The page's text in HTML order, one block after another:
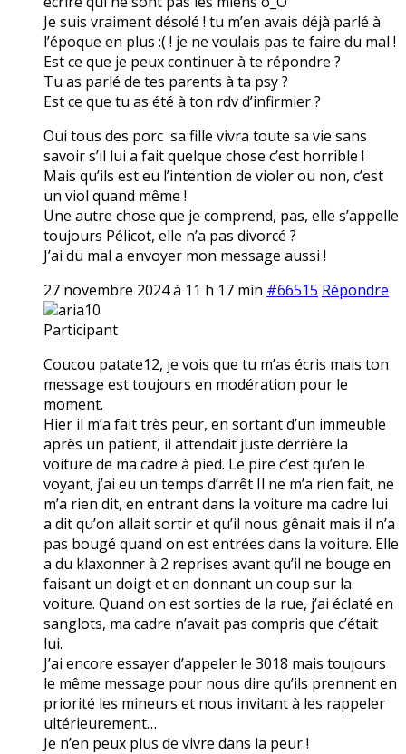
Je suis vraiment désolé ! tu m’en avais déjà parlé à
l’époque en plus :( ! je ne voulais pas te faire du mal !
Est ce que je peux continuer à te répondre ?
Tu as parlé de tes parents à ta psy ?
Est ce que tu as été à ton rdv d’infirmier ?
Oui tous des porc sa fille vivra toute sa vie sans
savoir s’il lui a fait quelque chose c’est horrible !
Mais qu’ils est eu l’intention de violer ou non, c’est
un viol quand même !
Une autre chose que je comprend, pas, elle s’appelle
toujours Pélicot, elle n’a pas divorcé ?
J’ai du mal a envoyer mon message aussi !
27 novembre 2024 à 11 h 17 min #66515 Répondre
aria10
Participant
Coucou patate12, je vois que tu m’as écris mais ton
message est toujours en modération pour le
moment.
Hier il m’a fait très peur, en sortant d’un immeuble
après un patient, il attendait juste derrière la
voiture de ma cadre à pied. Le pire c’est qu’en le
voyant, j’ai eu un temps d’arrêt Il ne m’a rien fait, ne
m’a rien dit, en entrant dans la voiture ma cadre lui
a dit qu’on allait sortir et qu’il nous gênait mais il n’a
pas bougé quand on est entrées dans la voiture. Elle
a du klaxonner à 2 reprises avant qu’il ne bouge en
faisant un doigt et en donnant un coup sur la
voiture. Quand on est sorties de la rue, j’ai éclaté en
sanglots, ma cadre n’avait pas compris que c’était
lui.
J’ai encore essayer d’appeler le 3018 mais toujours
le même message pour nous dire qu’ils prennent en
priorité les mineurs et nous invitant à les rappeler
ultérieurement…
Je n’en peux plus de vivre dans la peur !